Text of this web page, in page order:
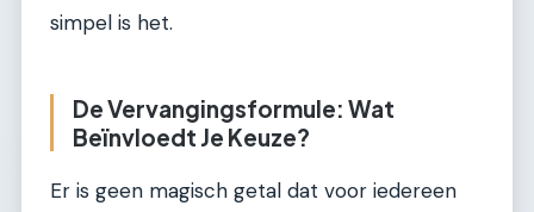
simpel is het.
De Vervangingsformule: Wat
Beïnvloedt Je Keuze?
Er is geen magisch getal dat voor iedereen